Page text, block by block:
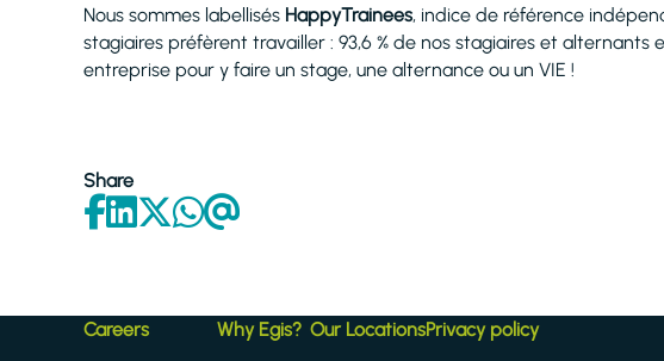
Nous sommes labellisés HappyTrainees, indice de référence
stagiaires préfèrent travailler : 93,6 % de nos stagiaires et
entreprise pour y faire un stage, une alternance ou un VIE !
Share
Careers Why Egis? Our LocationsPrivacy policy